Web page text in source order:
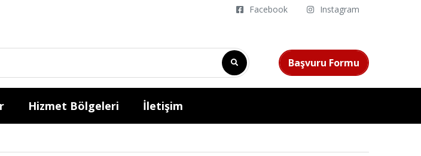
Facebook Instagram
Başvuru Formu
Hizmet Bölgeleri İletişim